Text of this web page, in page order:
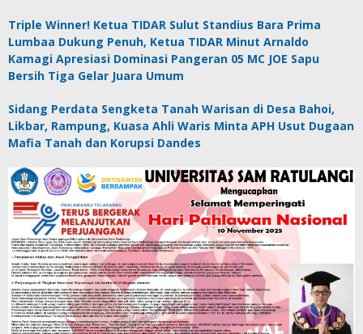
Triple Winner! Ketua TIDAR Sulut Standius Bara Prima
Lumbaa Dukung Penuh, Ketua TIDAR Minut Arnaldo
Kamagi Apresiasi Dominasi Pangeran 05 MC JOE Sapu
Bersih Tiga Gelar Juara Umum
Sidang Perdata Sengketa Tanah Warisan di Desa Bahoi,
Likbar, Rampung, Kuasa Ahli Waris Minta APH Usut Dugaan
Mafia Tanah dan Korupsi Dandes